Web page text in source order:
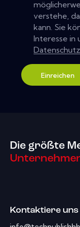
verstehe,
kann. Sie
Interesse in
Einreichen
Die größte
Kontaktiere uns